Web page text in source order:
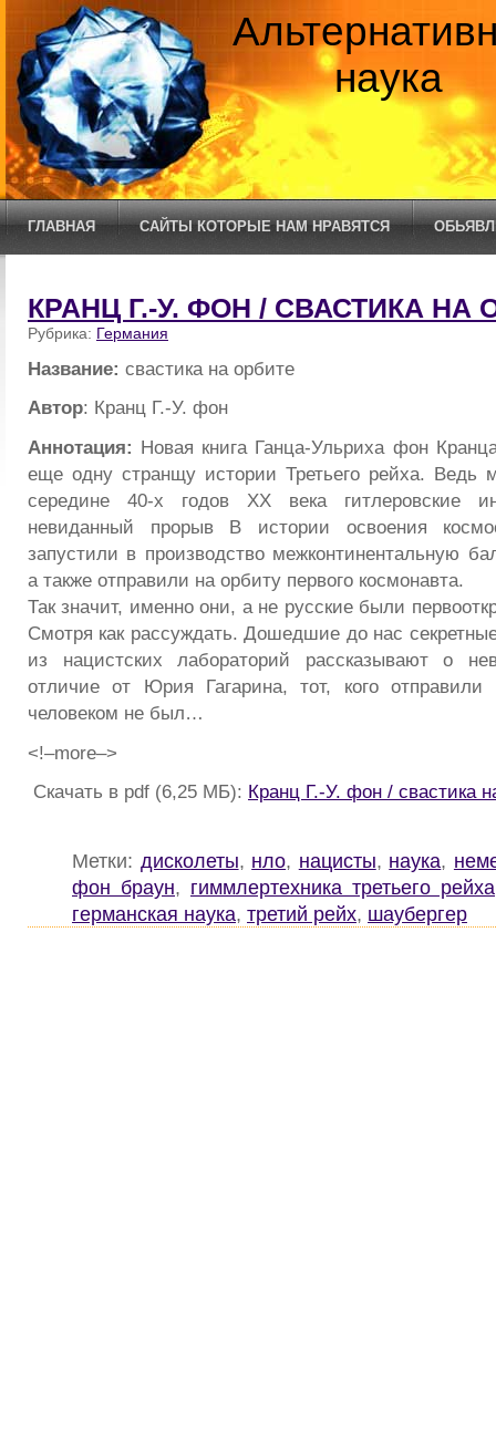
наука
ГЛАВНАЯ САЙТЫ КОТОРЫЕ НАМ НРАВЯТСЯ
КРАНЦ Г.-У. ФОН / СВАСТИКА НА
Рубрика: Германия
Название: свастика на орбите
Автор: Кранц Г.-У. фон
Аннотация: Новая книга Ганца-Ульриха фон
еще одну странщу истории Третьего рейха. Ведь
середине 40-х годов XX века гитлеровские
невиданный прорыв В истории освоения
запустили в производство межконтинентальную
а также отправили на орбиту первого космонавта.
Так значит, именно они, а не русские были
Смотря как рассуждать. Дошедшие до нас
из нацистских лабораторий рассказывают о
отличие от Юрия Гагарина, тот, кого
человеком не был…
<!–more–>
Скачать в pdf (6,25 МБ): Кранц Г.-У. фон / свастика
Метки: дисколеты, нло, нацисты, наука,
фон браун, гиммлертехника третьего рейха
германская наука, третий рейх, шаубергер